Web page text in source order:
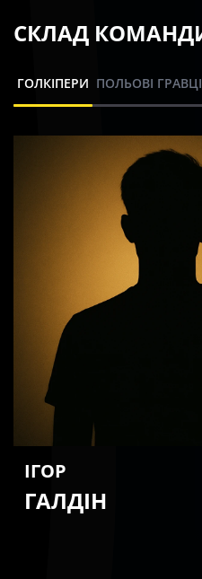
СКЛАД
ГОЛКІПЕРИ ПОЛЬОВІ ГРАВЦІ
ІГОР
ГАЛДІН